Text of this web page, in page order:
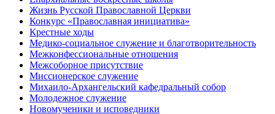
Жизнь Русской Православной Церкви
Конкурс «Православная инициатива»
Крестные ходы
Медико-социальное служение и благотворительность
Межконфессиональные отношения
Межсоборное присутствие
Миссионерское служение
Михаило-Архангельский кафедральный собор
Молодежное служение
Новомученики и исповедники